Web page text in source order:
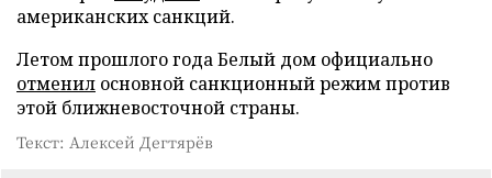
американских санкций.
Летом прошлого года Белый дом официально
отменил основной санкционный режим против
этой ближневосточной страны.
Текст: Алексей Дегтярёв